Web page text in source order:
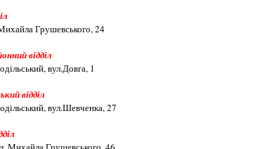
Грушевського, 24
відділ
вул.Довга, 1
відділ
вул.Шевченка, 27